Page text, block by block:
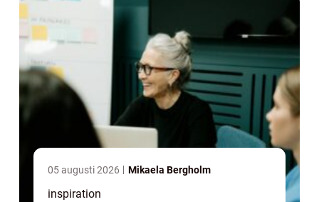
05 augusti 2026 Mikaela Bergholm
inspiration